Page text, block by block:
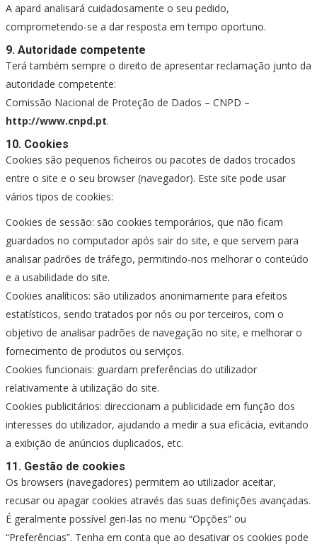
A apard analisará cuidadosamente o seu pedido,
comprometendo-se a dar resposta em tempo oportuno.
9. Autoridade competente
Terá também sempre o direito de apresentar reclamação junto da
autoridade competente:
Comissão Nacional de Proteção de Dados – CNPD –
http://www.cnpd.pt.
10. Cookies
Cookies são pequenos ficheiros ou pacotes de dados trocados
entre o site e o seu browser (navegador). Este site pode usar
vários tipos de cookies:
Cookies de sessão: são cookies temporários, que não ficam
guardados no computador após sair do site, e que servem para
analisar padrões de tráfego, permitindo-nos melhorar o conteúdo
e a usabilidade do site.
Cookies analíticos: são utilizados anonimamente para efeitos
estatísticos, sendo tratados por nós ou por terceiros, com o
objetivo de analisar padrões de navegação no site, e melhorar o
fornecimento de produtos ou serviços.
Cookies funcionais: guardam preferências do utilizador
relativamente à utilização do site.
Cookies publicitários: direccionam a publicidade em função dos
interesses do utilizador, ajudando a medir a sua eficácia, evitando
a exibição de anúncios duplicados, etc.
11. Gestão de cookies
Os browsers (navegadores) permitem ao utilizador aceitar,
recusar ou apagar cookies através das suas definições avançadas.
É geralmente possível geri-las no menu “Opções” ou
“Preferências”. Tenha em conta que ao desativar os cookies pode